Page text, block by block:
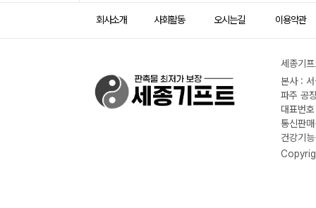
회사소개 사회활동 오시는길 이용약관
세종기
본사 :
파주 공
대표번
통신판
건강기